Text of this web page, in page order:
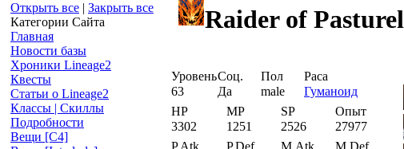
Открыть все | Закрыть все
Категории Сайта
Главная
Новости базы
Хроники Lineage2
Квесты
Статьи о Lineage2
Классы | Скиллы
Подробности
Вещи [С4]
Raider of
УровеньСоц. Пол
Раса
63
Да male
Гуманоид
HP
MP SP
Опыт
3302
1251 2526
27977
P.Atk.
P.Def. M.Atk.
M.Def.